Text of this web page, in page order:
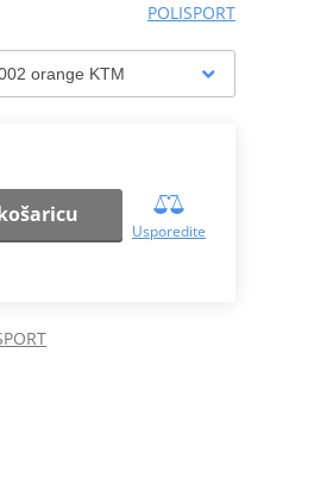
POLISPORT
Usporedite